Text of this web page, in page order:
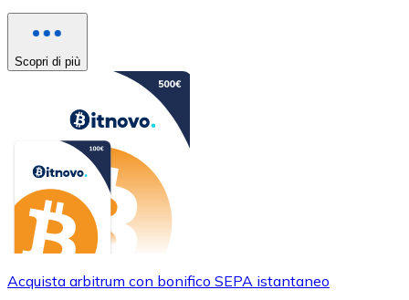
Scopri di più
Acquista arbitrum con bonifico SEPA istantaneo